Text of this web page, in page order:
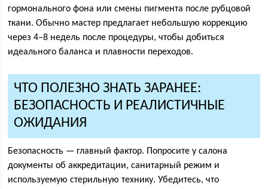
гормонального фона или смены пигмента после рубцовой
ткани. Обычно мастер предлагает небольшую коррекцию
через 4–8 недель после процедуры, чтобы добиться
идеального баланса и плавности переходов.
ЧТО ПОЛЕЗНО ЗНАТЬ ЗАРАНЕЕ:
БЕЗОПАСНОСТЬ И РЕАЛИСТИЧНЫЕ
ОЖИДАНИЯ
Безопасность — главный фактор. Попросите у салона
документы об аккредитации, санитарный режим и
используемую стерильную технику. Убедитесь, что